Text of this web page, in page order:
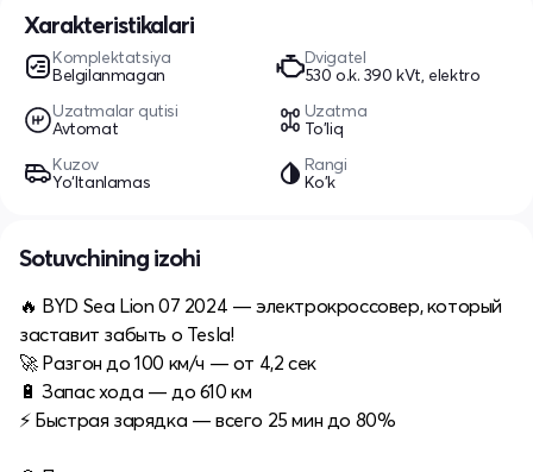
Xarakteristikalari
Komplektatsiya
Belgilanmagan
Dvigatel
530 o.k. 390 kVt, elektro
Uzatmalar qutisi
Avtomat
Uzatma
To'liq
Kuzov
Yo‘ltanlamas
Rangi
Ko'k
Sotuvchining izohi
🔥 BYD Sea Lion 07 2024 — электрокроссовер, который
заставит забыть о Tesla!
🚀 Разгон до 100 км/ч — от 4,2 сек
🔋 Запас хода — до 610 км
⚡️ Быстрая зарядка — всего 25 мин до 80%